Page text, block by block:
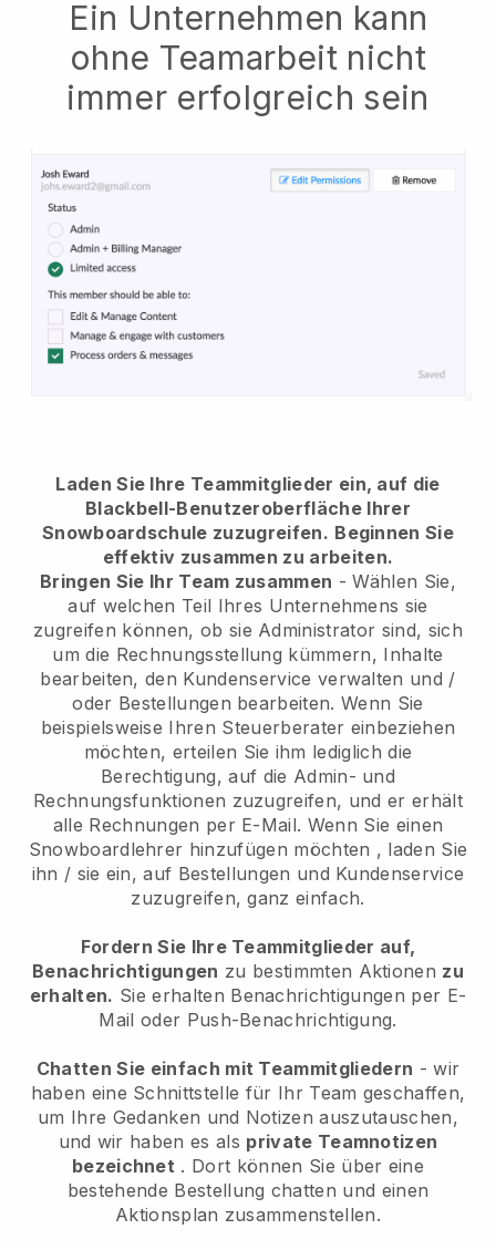
Ein Unternehmen kann
ohne Teamarbeit nicht
immer erfolgreich sein
Laden Sie Ihre Teammitglieder ein, auf die
Blackbell-Benutzeroberfläche Ihrer
Snowboardschule zuzugreifen. Beginnen Sie
effektiv zusammen zu arbeiten.
Bringen Sie Ihr Team zusammen - Wählen Sie,
auf welchen Teil Ihres Unternehmens sie
zugreifen können, ob sie Administrator sind, sich
um die Rechnungsstellung kümmern, Inhalte
bearbeiten, den Kundenservice verwalten und /
oder Bestellungen bearbeiten. Wenn Sie
beispielsweise Ihren Steuerberater einbeziehen
möchten, erteilen Sie ihm lediglich die
Berechtigung, auf die Admin- und
Rechnungsfunktionen zuzugreifen, und er erhält
alle Rechnungen per E-Mail. Wenn Sie einen
Snowboardlehrer hinzufügen möchten , laden Sie
ihn / sie ein, auf Bestellungen und Kundenservice
zuzugreifen, ganz einfach.
Fordern Sie Ihre Teammitglieder auf,
Benachrichtigungen zu bestimmten Aktionen zu
erhalten. Sie erhalten Benachrichtigungen per E-
Mail oder Push-Benachrichtigung.
Chatten Sie einfach mit Teammitgliedern - wir
haben eine Schnittstelle für Ihr Team geschaffen,
um Ihre Gedanken und Notizen auszutauschen,
und wir haben es als private Teamnotizen
bezeichnet . Dort können Sie über eine
bestehende Bestellung chatten und einen
Aktionsplan zusammenstellen.